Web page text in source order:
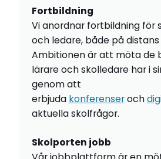
Fortbildning
Vi anordnar fortbildning för
och ledare, både på
Ambitionen är att möta de
lärare och skolledare har i
genom att
erbjuda konferenseroch
aktuella skolfrågor.
Skolporten jobb